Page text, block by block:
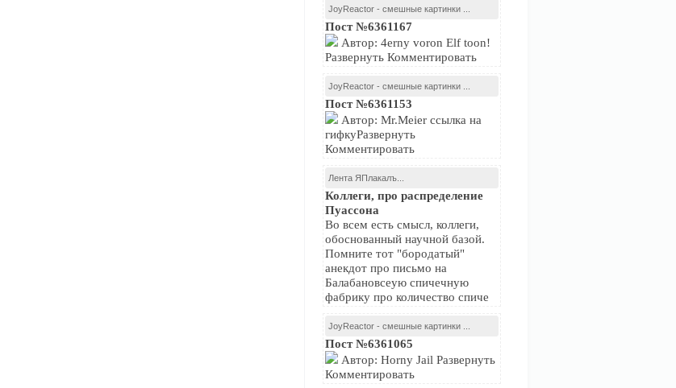
JoyReactor - смешные картинки ...
Пост №6361167
Автор: 4erny voron Elf toon!
Развернуть Комментировать
JoyReactor - смешные картинки ...
Пост №6361153
Автор: Mr.Meier ссылка на
гифкуРазвернуть
Комментировать
Лента ЯПлакалъ...
Коллеги, про распределение
Пуассона
Во всем есть смысл, коллеги,
обоснованный научной базой.
Помните тот "бородатый"
анекдот про письмо на
Балабановсеую спичечную
фабрику про количество спиче
JoyReactor - смешные картинки ...
Пост №6361065
Автор: Horny Jail Развернуть
Комментировать